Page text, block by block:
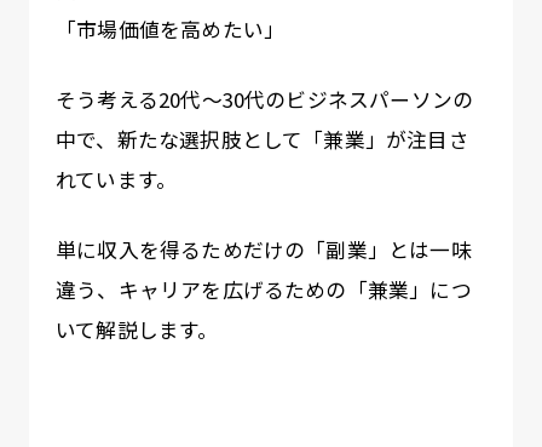
「市場価値を高めたい」
そう考える20代〜30代のビジネスパーソンの
中で、新たな選択肢として「兼業」が注目さ
れています。
単に収入を得るためだけの「副業」とは一味
違う、キャリアを広げるための「兼業」につ
いて解説します。